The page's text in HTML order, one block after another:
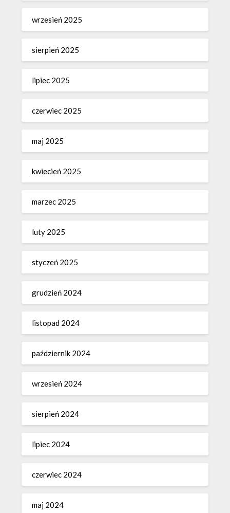
wrzesień 2025
sierpień 2025
lipiec 2025
czerwiec 2025
maj 2025
kwiecień 2025
marzec 2025
luty 2025
styczeń 2025
grudzień 2024
listopad 2024
październik 2024
wrzesień 2024
sierpień 2024
lipiec 2024
czerwiec 2024
maj 2024